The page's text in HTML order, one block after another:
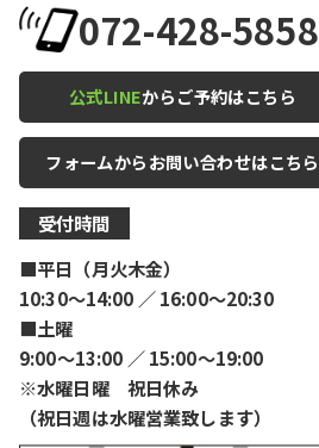
072-428-5858
公式LINEからご予約はこちら
フォームからお問い合わせはこちら
受付時間
■平日（月火木金）
10:30〜14:00 ／ 16:00〜20:30
■土曜
9:00〜13:00 ／ 15:00〜19:00
※水曜日曜 祝日休み
（祝日週は水曜営業致します）